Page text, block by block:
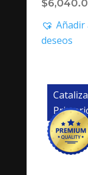
$
Añadir
deseos